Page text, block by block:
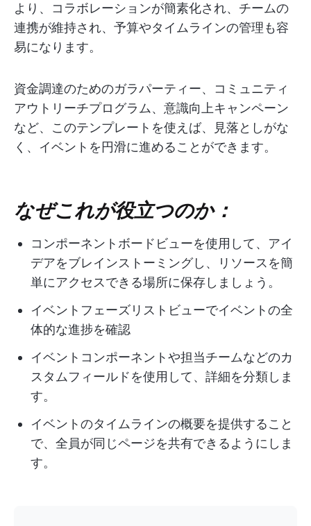
より、コラボレーションが簡素化され、チームの
連携が維持され、予算やタイムラインの管理も容
易になります。
資金調達のためのガラパーティー、コミュニティ
アウトリーチプログラム、意識向上キャンペーン
など、このテンプレートを使えば、見落としがな
く、イベントを円滑に進めることができます。
なぜこれが役立つのか：
コンポーネントボードビューを使用して、アイ
デアをブレインストーミングし、リソースを簡
単にアクセスできる場所に保存しましょう。
イベントフェーズリストビューでイベントの全
体的な進捗を確認
イベントコンポーネントや担当チームなどのカ
スタムフィールドを使用して、詳細を分類しま
す。
イベントのタイムラインの概要を提供すること
で、全員が同じページを共有できるようにしま
す。